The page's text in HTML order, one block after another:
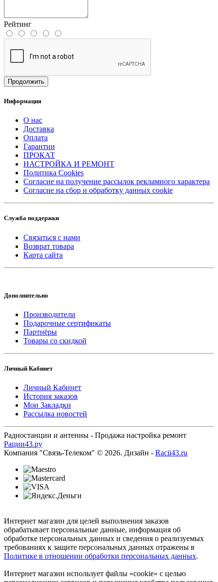
Рейтинг
Продолжить
Информация
О нас
Доставка
Оплата
Гарантии
ПРОКАТ
НАСТРОЙКА И РЕМОНТ
Политика Cookies
Согласие на получение рассылок рекламного характера
Согласие на сбор и обработку данных cookie
Служба поддержки
Связаться с нами
Возврат товара
Карта сайта
Дополнительно
Производители
Подарочные сертификаты
Партнёры
Товары со скидкой
Личный Кабинет
Личный Кабинет
История заказов
Мои Закладки
Рассылка новостей
Радиостанции и антенны - Продажа настройка ремонт
Рации43.ру
Компания "Связь-Телеком" © 2026. Дизайн - Racii43.ru
Интернет магазин для целей выполнения заказов
обрабатывает персональные данные, информация об
обработке персональных данных и сведения о реализуемых
требованиях к защите персональных данных отражены в
Политике в отношении обработки персональных данных.
Интернет магазин использует файлы «cookie» с целью